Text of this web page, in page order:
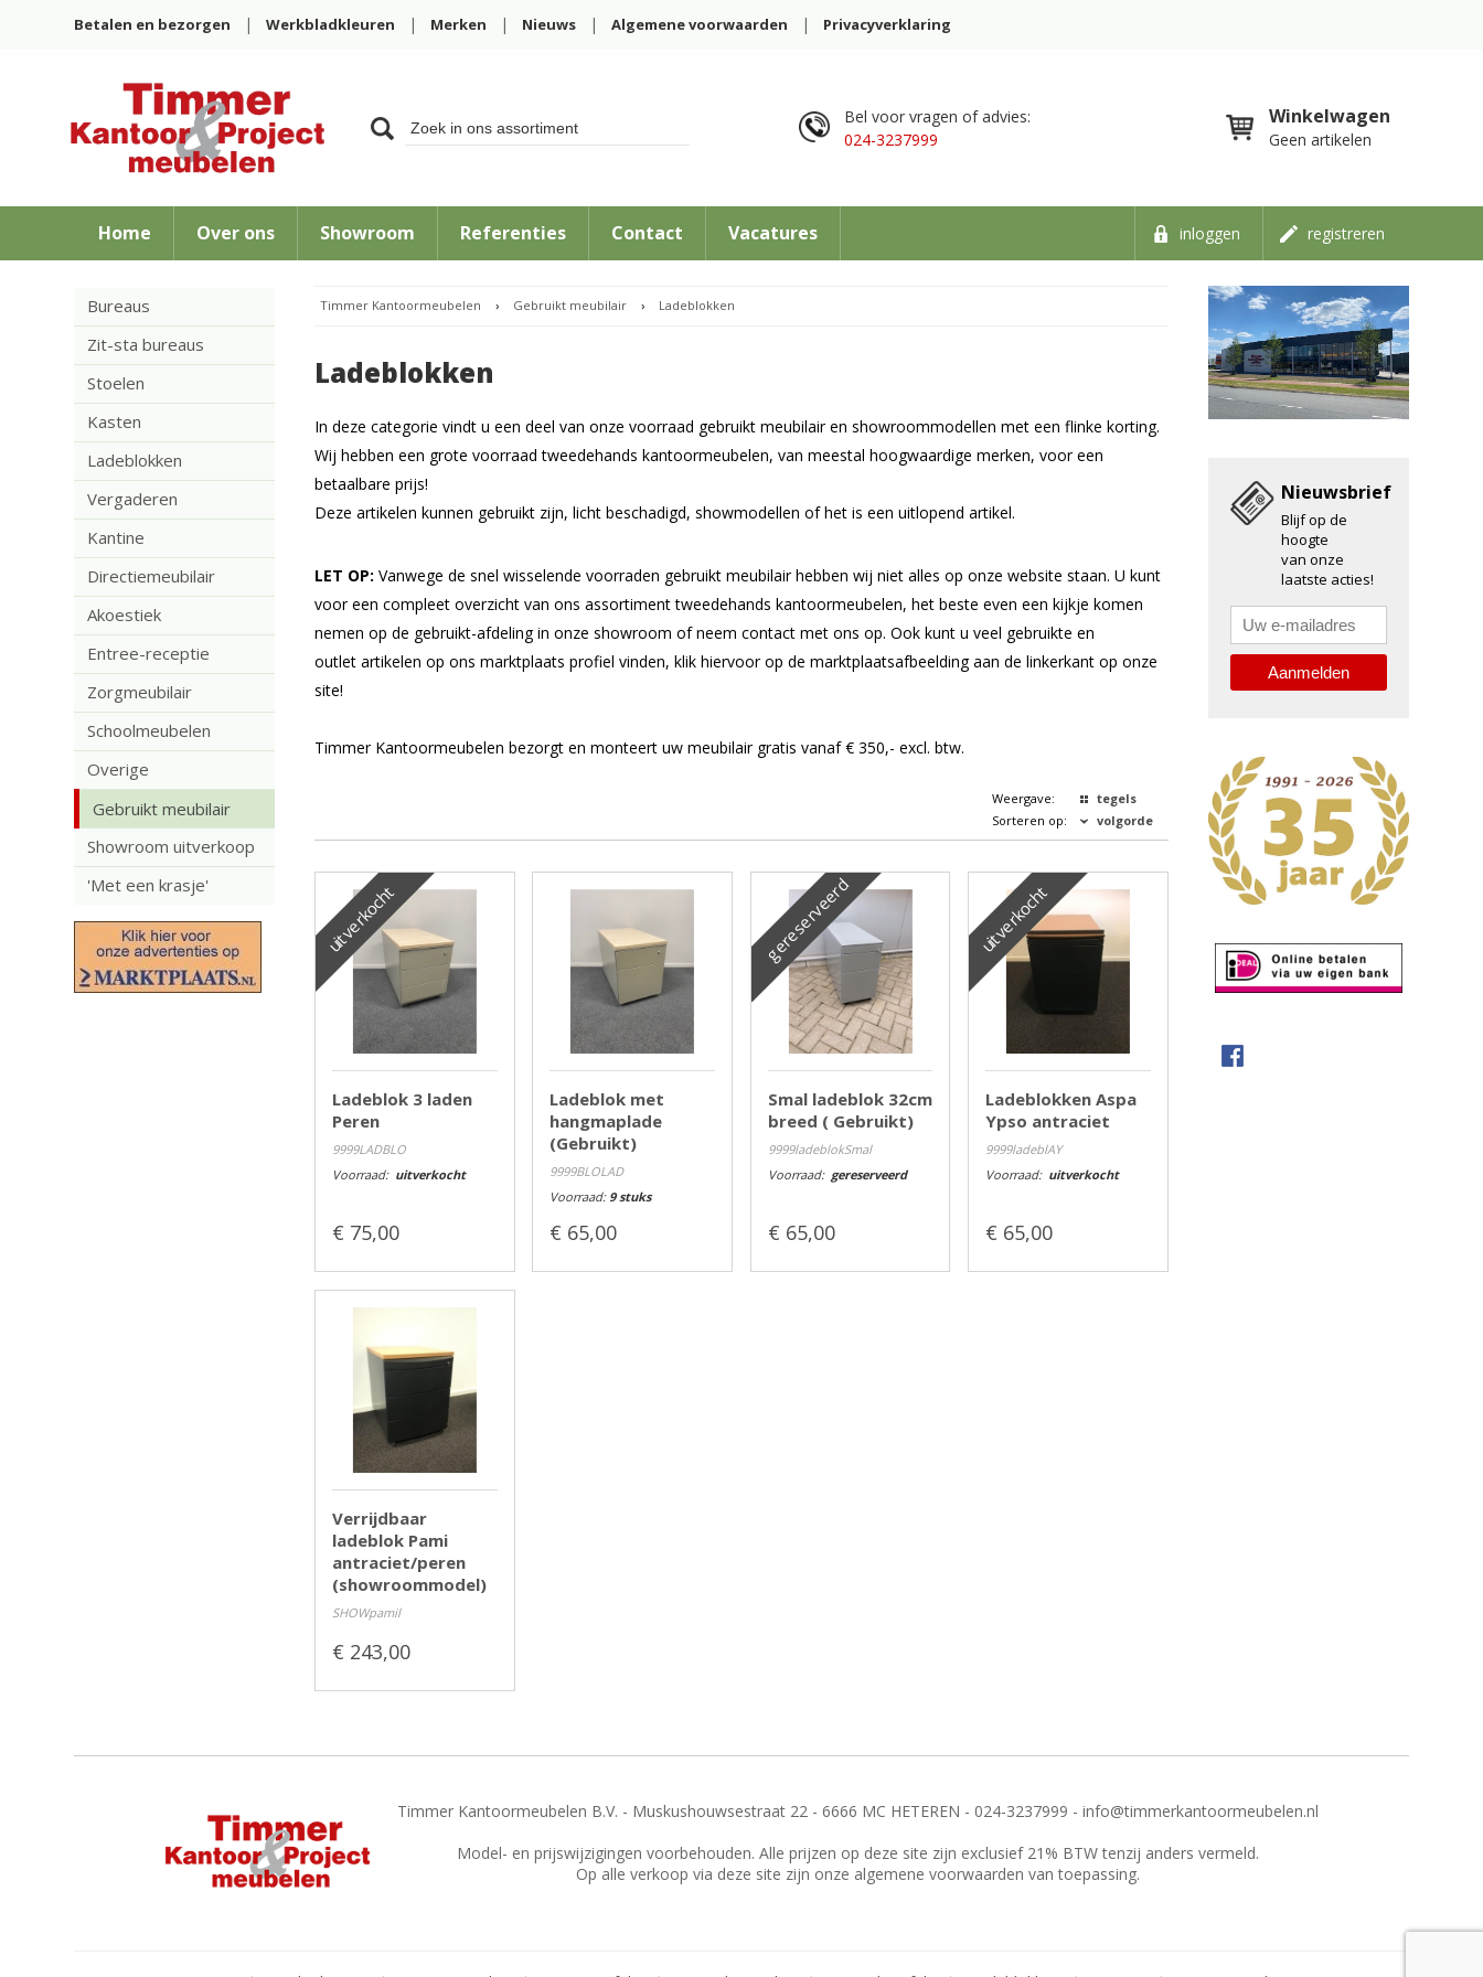
Betalen en bezorgen Werkbladkleuren Merken Nieuws Algemene voorwaarden Privacyverklaring
Winkelwagen
Geen artikelen
Bel voor vragen of advies:
024-3237999
Home Over ons Showroom Referenties Contact Vacatures inloggen registreren
Bureaus
Zit-sta bureaus
Stoelen
Kasten
Ladeblokken
Vergaderen
Kantine
Directiemeubilair
Akoestiek
Entree-receptie
Zorgmeubilair
Schoolmeubelen
Overige
Gebruikt meubilair
Showroom uitverkoop
'Met een krasje'
Nieuwsbrief
Blijf op de
hoogte
van onze
laatste acties!
Timmer Kantoormeubelen › Gebruikt meubilair › Ladeblokken
Ladeblokken
In deze categorie vindt u een deel van onze voorraad gebruikt meubilair en showroommodellen met een flinke korting.
Wij hebben een grote voorraad tweedehands kantoormeubelen, van meestal hoogwaardige merken, voor een
betaalbare prijs!
Deze artikelen kunnen gebruikt zijn, licht beschadigd, showmodellen of het is een uitlopend artikel.
LET OP: Vanwege de snel wisselende voorraden gebruikt meubilair hebben wij niet alles op onze website staan. U kunt
voor een compleet overzicht van ons assortiment tweedehands kantoormeubelen, het beste even een kijkje komen
nemen op de gebruikt-afdeling in onze showroom of neem contact met ons op. Ook kunt u veel gebruikte en
outlet artikelen op ons marktplaats profiel vinden, klik hiervoor op de marktplaatsafbeelding aan de linkerkant op onze
site!
Timmer Kantoormeubelen bezorgt en monteert uw meubilair gratis vanaf € 350,- excl. btw.
Weergave:
tegels
Sorteren op:
volgorde
uitverkocht
Ladeblok 3 laden
Peren
9999LADBLO
Voorraad: uitverkocht
€ 75,00
Ladeblok met
hangmaplade
(Gebruikt)
9999BLOLAD
Voorraad: 9 stuks
€ 65,00
gereserveerd
Smal ladeblok 32cm
breed ( Gebruikt)
9999ladeblokSmal
Voorraad: gereserveerd
€ 65,00
uitverkocht
Ladeblokken Aspa
Ypso antraciet
9999ladeblAY
Voorraad: uitverkocht
€ 65,00
Verrijdbaar
ladeblok Pami
antraciet/peren
(showroommodel)
SHOWpamil
€ 243,00
Timmer Kantoormeubelen B.V. - Muskushouwsestraat 22 - 6666 MC HETEREN - 024-3237999 - info@timmerkantoormeubelen.nl
Model- en prijswijzigingen voorbehouden. Alle prijzen op deze site zijn exclusief 21% BTW tenzij anders vermeld.
Op alle verkoop via deze site zijn onze algemene voorwaarden van toepassing.